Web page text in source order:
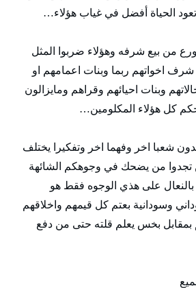
الحياة أفضل في غياب هؤلاء…
من بيع شرفه وهؤلاء ضربوا المثل
شرف اخواتهم ربما وبنات اعمامهم او
وبنات احيائهم وقراهم ومايزالون
كل هؤلاء المكلومين…
شعبا اخر وفهما اخر وتفكيرا يختلف
تجدوا من يضحك في وجوهكم الشائهة
على هذي الوجوه فقط هو
وسودانية بعتم كل قيمهم واخلاقهم
بمقابل بخس يعلم قلته حتى من دفع